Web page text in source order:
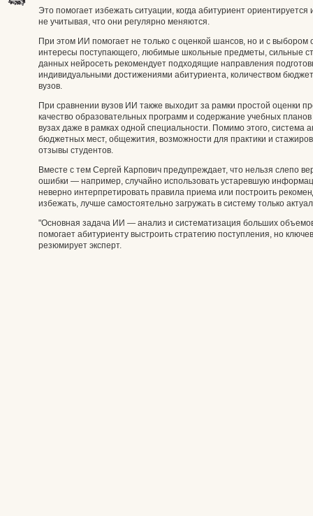
Это помогает избежать ситуации, когда абитуриент
не учитывая, что они регулярно меняются.
При этом ИИ помогает не только с оценкой шансов, но и с
интересы поступающего, любимые школьные предметы, сильные
данных нейросеть рекомендует подходящие направления
индивидуальными достижениями абитуриента, количеством
вузов.
При сравнении вузов ИИ также выходит за рамки простой оценки
качество образовательных программ и содержание учебных
вузах даже в рамках одной специальности. Помимо этого, система
бюджетных мест, общежития, возможности для практики и
отзывы студентов.
Вместе с тем Сергей Карпович предупреждает, что нельзя слепо
ошибки — например, случайно использовать устаревшую
неверно интерпретировать правила приема или построить
избежать, лучше самостоятельно загружать в систему только
"Основная задача ИИ — анализ и систематизация больших
помогает абитуриенту выстроить стратегию поступления, но
резюмирует эксперт.